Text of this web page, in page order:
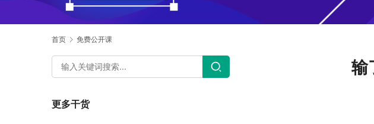
首页 免费公开课
输
更多干货